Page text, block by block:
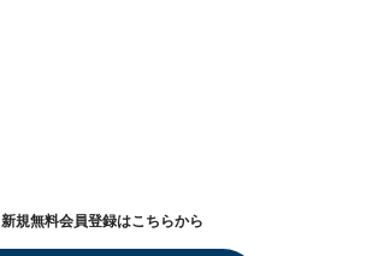
新規無料会員登録はこちらから